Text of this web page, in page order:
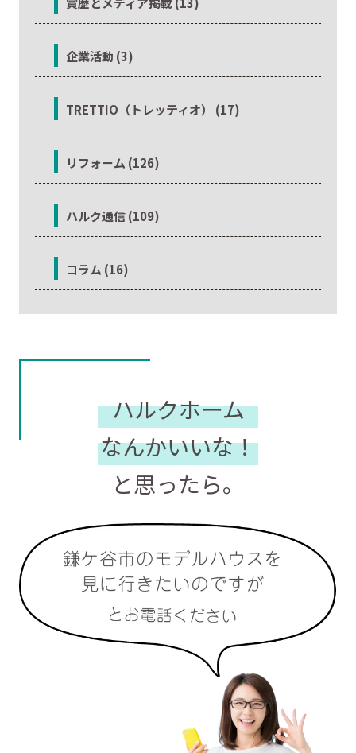
企業活動 (3)
TRETTIO（トレッティオ） (17)
リフォーム (126)
ハルク通信 (109)
コラム (16)
ハルクホーム
なんかいいな！
と思ったら。